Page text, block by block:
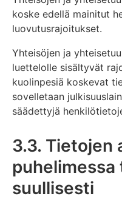
koske edellä mainitut
luovutusrajoitukset.
Yhteisöjen ja
luettelolle sisältyvät
kuolinpesiä koskevat
sovelletaan
säädettyjä
3.3. Tietojen
puhelimessa
suullisesti